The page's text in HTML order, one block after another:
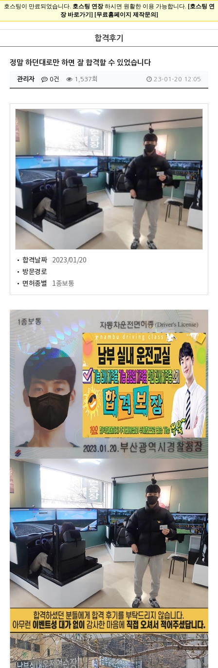
합격후기
정말 하던대로만 하면 잘 합격할 수 있었습니다
관리자 0건 1,537회 23-01-20 12:05
합격날짜 2023/01/20
방문경로
면허종별
1종보통